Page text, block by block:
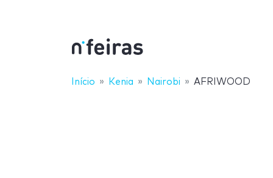
Início Kenia Nairobi AFRIWOOD